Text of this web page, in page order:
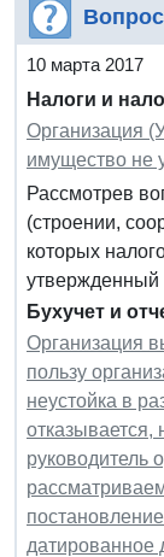
10 марта 2017
Налоги и
Организация
имущество не
Рассмотрев
(строении,
которых
утвержденный
Бухучет и
Организация
пользу
неустойка в
отказывается,
руководитель
датированное